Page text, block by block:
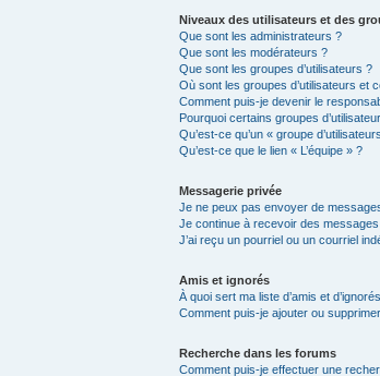
Niveaux des utilisateurs et des
Que sont les administrateurs ?
Que sont les modérateurs ?
Que sont les groupes d’utilisateurs ?
Où sont les groupes d’utilisateurs et
Comment puis-je devenir le
Pourquoi certains groupes
Qu’est-ce qu’un « groupe
Qu’est-ce que le lien « L’équipe » ?
Messagerie privée
Je ne peux pas envoyer de
Je continue à recevoir des
J’ai reçu un pourriel ou un courriel
Amis et ignorés
À quoi sert ma liste d’amis et
Comment puis-je ajouter ou
Recherche dans les forums
Comment puis-je effectuer une